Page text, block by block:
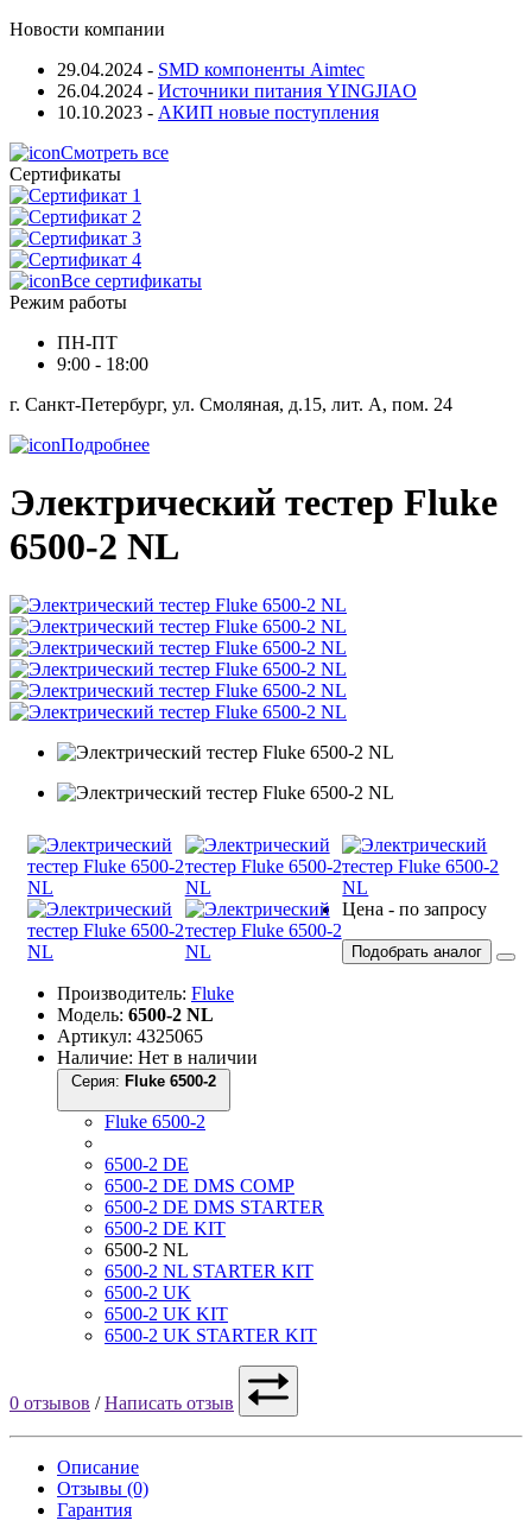
Новости компании
29.04.2024 - SMD компоненты Aimtec
26.04.2024 - Источники питания YINGJIAO
10.10.2023 - АКИП новые поступления
Смотреть все
Сертификаты
Все сертификаты
Режим работы
ПН-ПТ
9:00 - 18:00
г. Санкт-Петербург, ул. Смоляная, д.15, лит. А, пом. 24
Подробнее
Электрический тестер Fluke
6500-2 NL
Цена - по запросу
Подобрать аналог
Производитель: Fluke
Модель: 6500-2 NL
Артикул: 4325065
Наличие: Нет в наличии
Серия:
Fluke 6500-2
6500-2 DE
6500-2 DE DMS COMP
6500-2 DE DMS STARTER
6500-2 DE KIT
6500-2 NL
6500-2 NL STARTER KIT
6500-2 UK
6500-2 UK KIT
6500-2 UK STARTER KIT
0 отзывов /Написать отзыв
Описание
Отзывы (0)
Гарантия